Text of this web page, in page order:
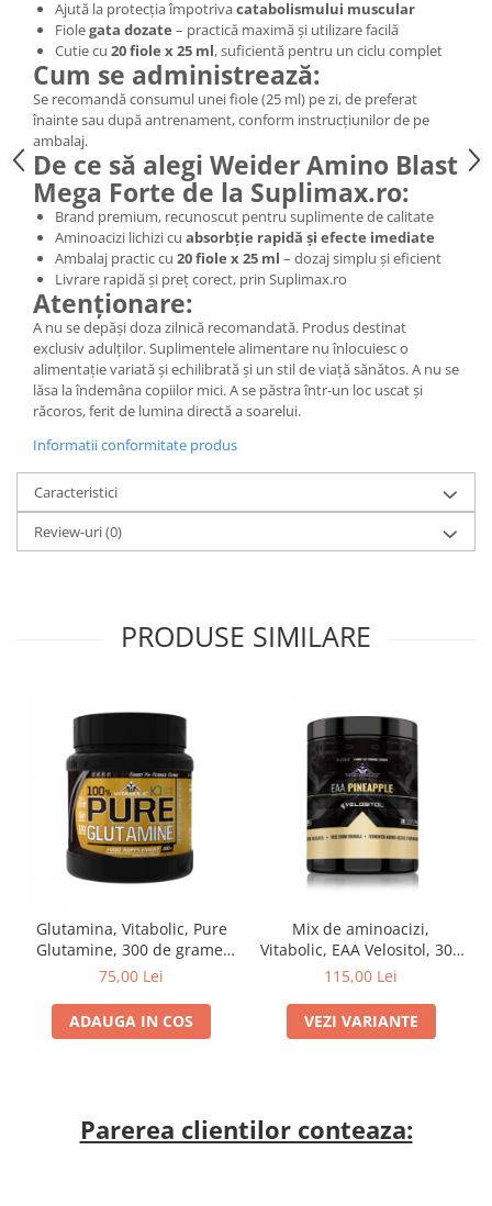
Ajută la protecția împotrivacatabolismului muscular
Fiolegata dozate – practică maximă și utilizare facilă
Cutie cu 20 fiole x 25 ml, suficientă pentru un ciclu complet
Cum se administrează:
Se recomandă consumul unei fiole (25 ml) pe zi, de preferat
înainte sau după antrenament, conform instrucțiunilor de pe
ambalaj.
De ce să alegi Weider Amino Blast
Mega Forte de la Suplimax.ro:
Brand premium, recunoscut pentru suplimente de calitate
Aminoacizi lichizi cu absorbție rapidă și efecte imediate
Ambalaj practic cu 20 fiole x 25 ml – dozaj simplu și eficient
Livrare rapidă și preț corect, prin Suplimax.ro
Atenționare:
A nu se depăși doza zilnică recomandată. Produs destinat
exclusiv adulților. Suplimentele alimentare nu înlocuiesc o
alimentație variată și echilibrată și un stil de viață sănătos. A nu se
lăsa la îndemâna copiilor mici. A se păstra într-un loc uscat și
răcoros, ferit de lumina directă a soarelui.
Informatii conformitate produs
Caracteristici
Review-uri(0)
PRODUSE SIMILARE
Glutamina, Vitabolic, Pure
Glutamine, 300 de grame,
pudra
75,00 Lei
ADAUGA IN COS
Mix de aminoacizi,
Vitabolic, EAA Velositol, 300
de grame, pudra
115,00 Lei
VEZI VARIANTE
Parerea clientilor conteaza: